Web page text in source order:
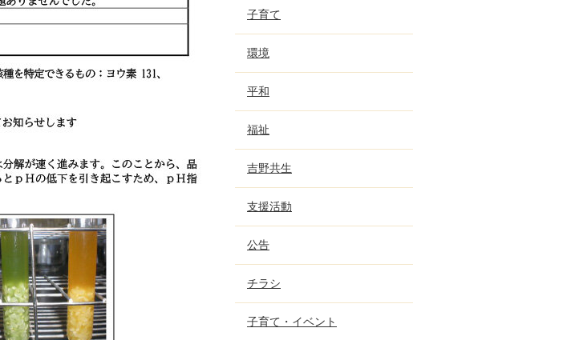
子育て
環境
平和
福祉
吉野共生
支援活動
公告
チラシ
子育て・イベント